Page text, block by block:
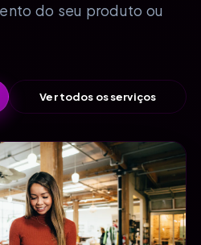
do seu produto ou
Ver todos os serviços